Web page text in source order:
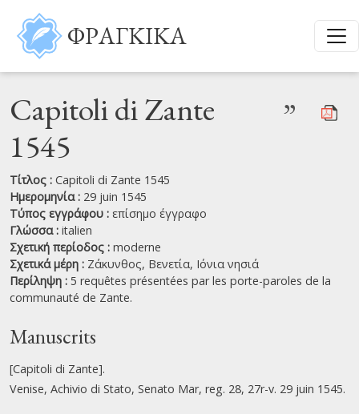
Παράκαμψη προς το κυρίως περιεχόμενο
ΦΡΑΓΚΙΚΑ
Capitoli di Zante
1545
”
Τίτλος : Capitoli di Zante 1545
Ημερομηνία : 29 juin 1545
Τύπος εγγράφου : επίσημο έγγραφο
Γλώσσα : italien
Σχετική περίοδος : moderne
Σχετικά μέρη : Ζάκυνθος, Βενετία, Ιόνια νησιά
Περίληψη : 5 requêtes présentées par les porte-paroles de la
communauté de Zante.
Manuscrits
[Capitoli di Zante].
Venise, Achivio di Stato, Senato Mar, reg. 28, 27r-v. 29 juin 1545.